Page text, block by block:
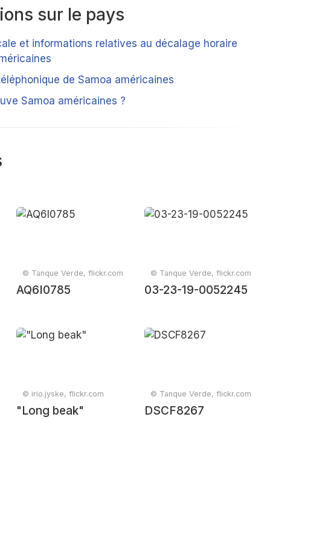
sur le pays
et informations relatives au décalage horaire
de Samoa américaines
Samoa américaines ?
© Tanque Verde, flickr.com
AQ6I0785
© Tanque Verde, flickr.com
03-23-19-0052245
© irio.jyske, flickr.com
"Long beak"
© Tanque Verde, flickr.com
DSCF8267